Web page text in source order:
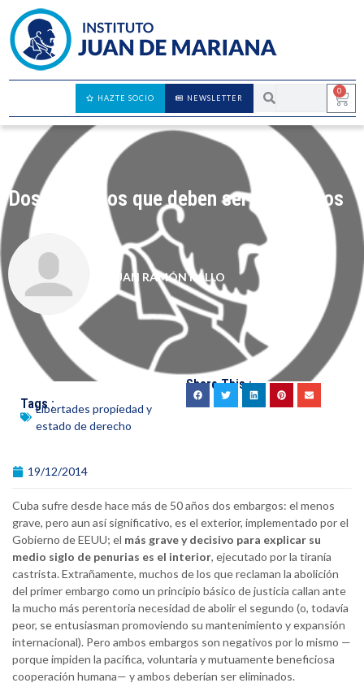
0
NEWSLETTER
HAZTE SOCIO
Dos embargos que deben ser levantados
JUAN RAMÓN RALLO
Tags :
Libertades propiedad y
estado de derecho
Share This :
19/12/2014
Cuba sufre desde hace más de 50 años dos embargos: el menos
grave, pero aun así significativo, es el exterior, implementado por el
Gobierno de EEUU; el más grave y decisivo para explicar su
medio siglo de penurias es el interior, ejecutado por la tiranía
castrista. Extrañamente, muchos de los que reclaman la abolición
del primer embargo como un principio básico de justicia callan ante
la mucho más perentoria necesidad de abolir el segundo (o, todavía
peor, se entusiasman promoviendo su mantenimiento y expansión
internacional). Pero ambos embargos son negativos por lo mismo —
porque impiden la pacífica, voluntaria y mutuamente beneficiosa
cooperación humana— y ambos deberían ser eliminados.